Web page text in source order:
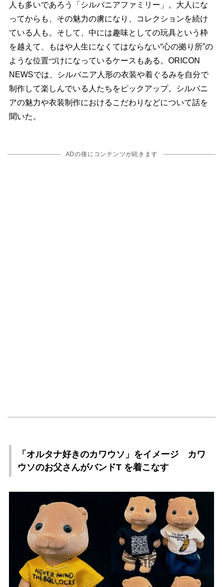
人も多いであろう「シルバニアファミリー」。大人にな
ってからも、その魅力の虜になり、コレクションを続け
ている人も。そして、中には趣味としての玩具という枠
を越えて、もはや人生になくてはならない“心の拠り所”の
ような位置づけになっているケースもある。ORICON
NEWSでは、シルバニア人形の衣装や着ぐるみを自分で
制作して楽しんでいる人たちをピックアップ。シルバニ
アの魅力や衣装制作におけるこだわりなどについて話を
聞いた。
ADの後にコンテンツが続きます
「オルタナ好きのカワウソ」をイメージ カワ
ウソのお父さんがバンドT を着こなす